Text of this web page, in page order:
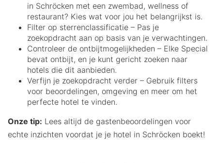
in Schröcken met een zwembad, wellness of
restaurant? Kies wat voor jou het belangrijkst is.
Filter op sterrenclassificatie – Pas je
zoekopdracht aan op basis van je verwachtingen.
Controleer de ontbijtmogelijkheden – Elke Special
bevat ontbijt, en je kunt gericht zoeken naar
hotels die dit aanbieden.
Verfijn je zoekopdracht verder – Gebruik filters
voor beoordelingen, omgeving en meer om het
perfecte hotel te vinden.
Onze tip: Lees altijd de gastenbeoordelingen voor
echte inzichten voordat je je hotel in Schröcken boekt!